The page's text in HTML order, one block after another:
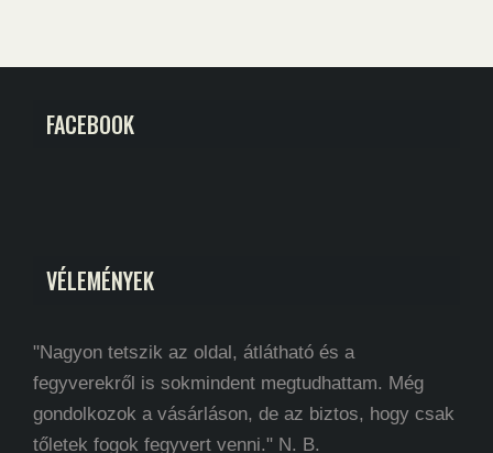
FACEBOOK
VÉLEMÉNYEK
"Nagyon tetszik az oldal, átlátható és a
fegyverekről is sokmindent megtudhattam. Még
gondolkozok a vásárláson, de az biztos, hogy csak
tőletek fogok fegyvert venni." N. B.